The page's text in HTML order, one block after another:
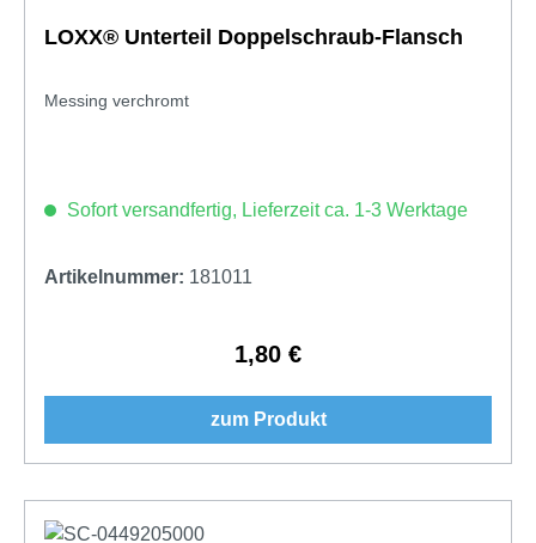
LOXX® Unterteil Doppelschraub-Flansch
Messing verchromt
Sofort versandfertig, Lieferzeit ca. 1-3 Werktage
Artikelnummer: 181011
Regulärer Preis:
1,80 €
zum Produkt